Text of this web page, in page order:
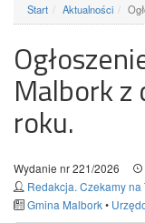
Start Aktualności
Malbork z
roku.
Wydanie nr 221/2026
Redakcja. Czekamy na
Gmina Malbork•